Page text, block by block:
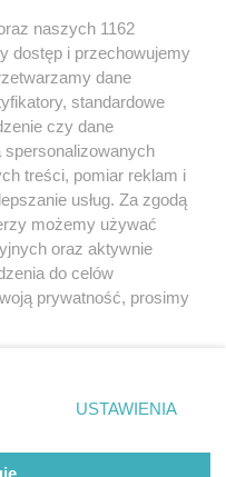
korzystania z portali
sięz nami
naszych 1162
dostęp i przechowujemy
dane
standardowe
czy dane
spersonalizowanych
treści, pomiar reklam i
usług. Za zgodą
możemy używać
oraz aktywnie
do celów
prywatność, prosimy
dolnym rogu strony
danych nie wymagają
sprzeciwić się
będą miały
USTAWIENIA